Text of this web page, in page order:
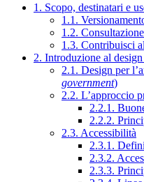
1. Scopo, destinatari e
1.1.
1.2.
1.3. Contribuisci
2. Introduzione al
2.1. Design per
government)
2.2. L’approccio
2.2.1.
2.2.2.
2.3. Accessibilità
2.3.1.
2.3.2.
2.3.3.